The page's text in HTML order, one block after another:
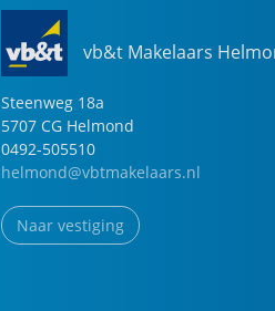
vb&t Makelaars
Steenweg 18a
5707 CG Helmond
0492-505510
helmond@vbtmakelaars.nl
Naar vestiging